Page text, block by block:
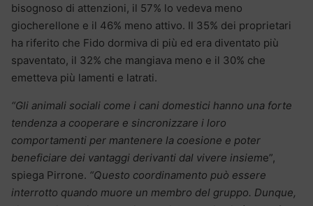
bisognoso di attenzioni, il 57% lo vedeva meno
giocherellone e il 46% meno attivo. Il 35% dei proprietari
ha riferito che Fido dormiva di più ed era diventato più
spaventato, il 32% che mangiava meno e il 30% che
emetteva più lamenti e latrati.
“Gli animali sociali come i cani domestici hanno una forte
tendenza a cooperare e sincronizzare i loro
comportamenti per mantenere la coesione e poter
beneficiare dei vantaggi derivanti dal vivere insieme”,
spiega Pirrone. “Questo coordinamento può essere
interrotto quando muore un membro del gruppo. Dunque,